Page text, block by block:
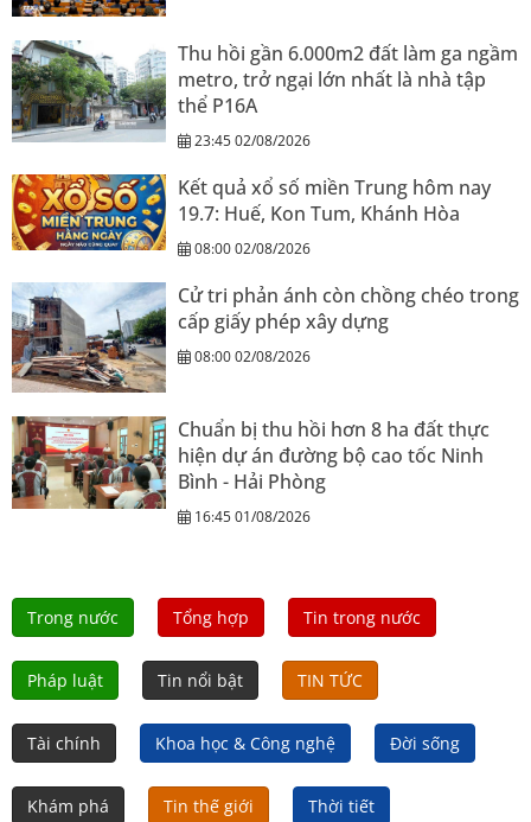
Thu hồi gần 6.000m2 đất làm ga ngầm
metro, trở ngại lớn nhất là nhà tập
thể P16A
23:45 02/08/2026
Kết quả xổ số miền Trung hôm nay
19.7: Huế, Kon Tum, Khánh Hòa
08:00 02/08/2026
Cử tri phản ánh còn chồng chéo trong
cấp giấy phép xây dựng
08:00 02/08/2026
Chuẩn bị thu hồi hơn 8 ha đất thực
hiện dự án đường bộ cao tốc Ninh
Bình - Hải Phòng
16:45 01/08/2026
Trong nước Tổng hợp Tin trong nước
Pháp luật Tin nổi bật TIN TỨC
Tài chính Khoa học & Công nghệ Đời sống
Khám phá Tin thế giới Thời tiết